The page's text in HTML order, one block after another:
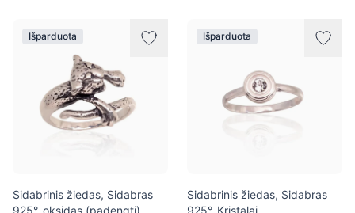
Išparduota
Sidabrinis žiedas, Sidabras
925°, oksidas (padengti)
Išparduota
Sidabrinis žiedas, Sidabras
925°, Kristalai